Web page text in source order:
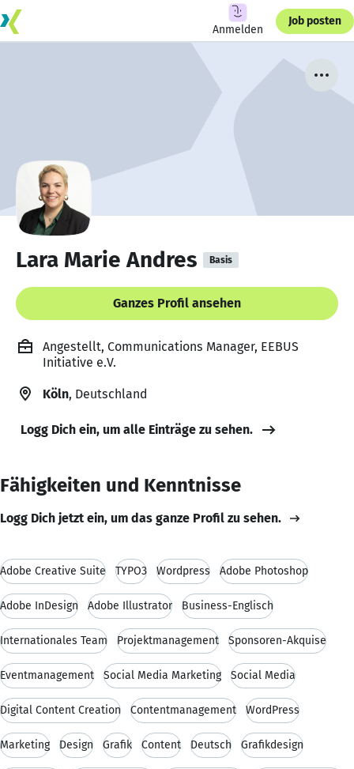
Anmelden
Job posten
Lara Marie Andres Basis
Ganzes Profil ansehen
Angestellt, Communications Manager, EEBUS
Initiative e.V.
Köln, Deutschland
Logg Dich ein, um alle Einträge zu sehen.
Fähigkeiten und Kenntnisse
Logg Dich jetzt ein, um das ganze Profil zu sehen.
Adobe Creative Suite TYPO3 Wordpress Adobe Photoshop
Adobe InDesign Adobe Illustrator Business-Englisch
Internationales Team Projektmanagement Sponsoren-Akquise
Eventmanagement Social Media Marketing Social Media
Digital Content Creation Contentmanagement WordPress
Marketing Design Grafik Content Deutsch Grafikdesign